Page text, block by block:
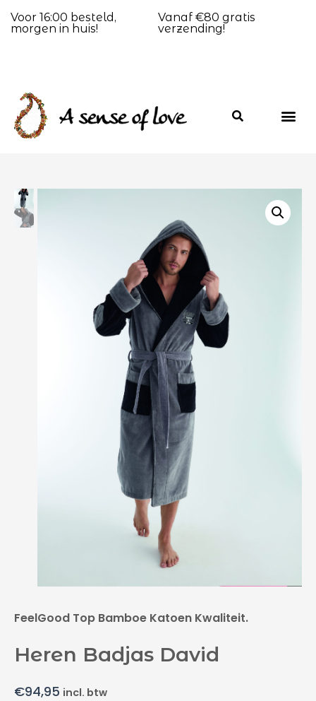
Voor 16:00 besteld,
morgen in huis!
Vanaf €80 gratis
verzending!
FeelGood Top Bamboe Katoen Kwaliteit.
Heren Badjas David
€94,95 incl. btw